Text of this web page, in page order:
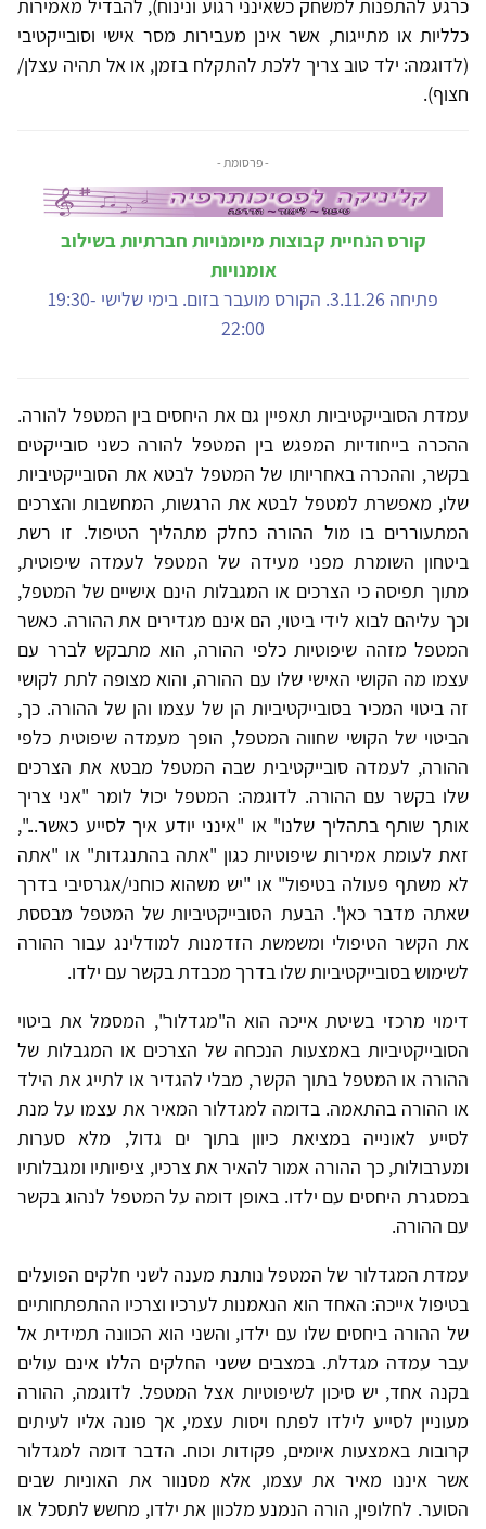
כרגע להתפנות למשחק כשאינני רגוע ונינוח), להבדיל מאמירות
כלליות או מתייגות, אשר אינן מעבירות מסר אישי וסובייקטיבי
(לדוגמה: ילד טוב צריך ללכת להתקלח בזמן, או אל תהיה עצלן/
חצוף).
- פרסומת -
קורס הנחיית קבוצות מיומנויות חברתיות בשילוב
אומנויות
פתיחה 3.11.26. הקורס מועבר בזום. בימי שלישי 19:30-
22:00
עמדת הסובייקטיביות תאפיין גם את היחסים בין המטפל להורה.
ההכרה בייחודיות המפגש בין המטפל להורה כשני סובייקטים
בקשר, וההכרה באחריותו של המטפל לבטא את הסובייקטיביות
שלו, מאפשרת למטפל לבטא את הרגשות, המחשבות והצרכים
המתעוררים בו מול ההורה כחלק מתהליך הטיפול. זו רשת
ביטחון השומרת מפני מעידה של המטפל לעמדה שיפוטית,
מתוך תפיסה כי הצרכים או המגבלות הינם אישיים של המטפל,
וכך עליהם לבוא לידי ביטוי, הם אינם מגדירים את ההורה. כאשר
המטפל מזהה שיפוטיות כלפי ההורה, הוא מתבקש לברר עם
עצמו מה הקושי האישי שלו עם ההורה, והוא מצופה לתת לקושי
זה ביטוי המכיר בסובייקטיביות הן של עצמו והן של ההורה. כך,
הביטוי של הקושי שחווה המטפל, הופך מעמדה שיפוטית כלפי
ההורה, לעמדה סובייקטיבית שבה המטפל מבטא את הצרכים
שלו בקשר עם ההורה. לדוגמה: המטפל יכול לומר "אני צריך
אותך שותף בתהליך שלנו" או "אינני יודע איך לסייע כאשר...",
זאת לעומת אמירות שיפוטיות כגון "אתה בהתנגדות" או "אתה
לא משתף פעולה בטיפול" או "יש משהוא כוחני/אגרסיבי בדרך
שאתה מדבר כאן". הבעת הסובייקטיביות של המטפל מבססת
את הקשר הטיפולי ומשמשת הזדמנות למודלינג עבור ההורה
לשימוש בסובייקטיביות שלו בדרך מכבדת בקשר עם ילדו.
דימוי מרכזי בשיטת אייכה הוא ה"מגדלור", המסמל את ביטוי
הסובייקטיביות באמצעות הנכחה של הצרכים או המגבלות של
ההורה או המטפל בתוך הקשר, מבלי להגדיר או לתייג את הילד
או ההורה בהתאמה. בדומה למגדלור המאיר את עצמו על מנת
לסייע לאונייה במציאת כיוון בתוך ים גדול, מלא סערות
ומערבולות, כך ההורה אמור להאיר את צרכיו, ציפיותיו ומגבלותיו
במסגרת היחסים עם ילדו. באופן דומה על המטפל לנהוג בקשר
עם ההורה.
עמדת המגדלור של המטפל נותנת מענה לשני חלקים הפועלים
בטיפול אייכה: האחד הוא הנאמנות לערכיו וצרכיו ההתפתחותיים
של ההורה ביחסים שלו עם ילדו, והשני הוא הכוונה תמידית אל
עבר עמדה מגדלת. במצבים ששני החלקים הללו אינם עולים
בקנה אחד, יש סיכון לשיפוטיות אצל המטפל. לדוגמה, ההורה
מעוניין לסייע לילדו לפתח ויסות עצמי, אך פונה אליו לעיתים
קרובות באמצעות איומים, פקודות וכוח. הדבר דומה למגדלור
אשר איננו מאיר את עצמו, אלא מסנוור את האוניות שבים
הסוער. לחלופין, הורה הנמנע מלכוון את ילדו, מחשש לתסכל או